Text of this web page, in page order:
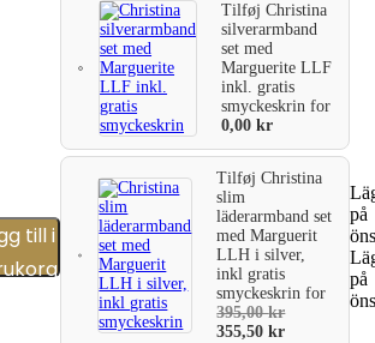
till i
TilføjChristina
silverarmband
set med
Marguerite LLF
inkl. gratis
smyckeskrinfor
0,00kr
TilføjChristina
slim
läderarmband set
med Marguerit
LLH i silver,
inkl gratis
smyckeskrinfor
395,00kr
355,50kr
på
på